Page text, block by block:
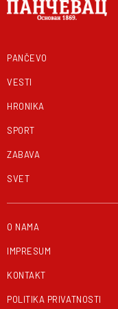
PANČEVO
VESTI
HRONIKA
SPORT
ZABAVA
SVET
O NAMA
IMPRESUM
KONTAKT
POLITIKA PRIVATNOSTI